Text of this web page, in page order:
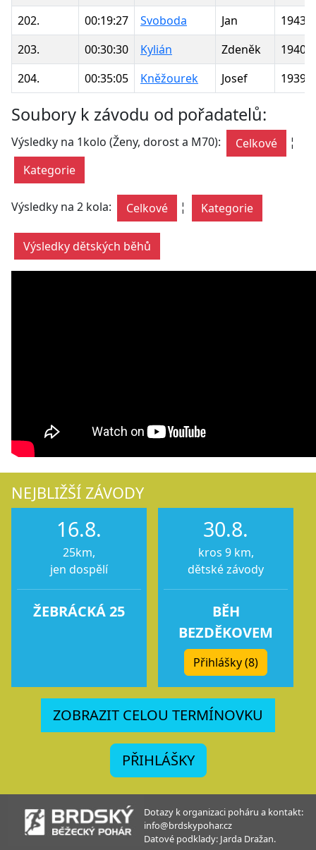
202.
00:19:27 Svoboda Jan
1943
203.
00:30:30 Kylián Zdeněk
1940
204.
00:35:05 Kněžourek Josef 1939
Soubory k závodu od pořadatelů:
Výsledky na 1kolo (Ženy, dorost a M70): Celkové
¦
Kategorie
Výsledky na 2 kola: Celkové ¦ Kategorie
Výsledky dětských běhů
NEJBLIŽŠÍ ZÁVODY
16.8.
25km,
jen dospělí
ŽEBRÁCKÁ 25
30.8.
kros 9 km,
dětské závody
BĚH
BEZDĚKOVEM
Přihlášky (8)
ZOBRAZIT CELOU TERMÍNOVKU
PŘIHLÁŠKY
Dotazy k organizaci poháru a kontakt:
info@brdskypohar.cz
Datové podklady: Jarda Dražan.